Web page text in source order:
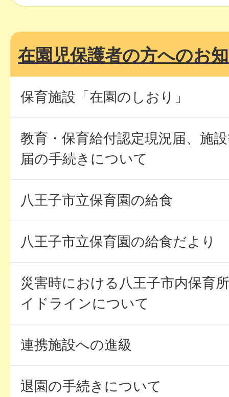
在園児保護者の方へのお
保育施設「在園のしおり」
教育・保育給付認定現況届、施
届の手続きについて
八王子市立保育園の給食
八王子市立保育園の給食だより
災害時における八王子市内保育
イドラインについて
連携施設への進級
退園の手続きについて